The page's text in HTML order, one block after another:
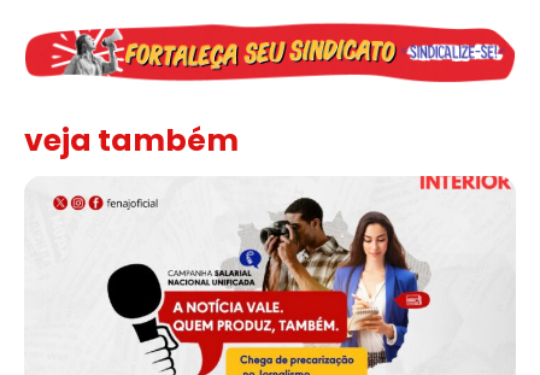
veja também
Assinada nova CCT de jornais e revistas do interior